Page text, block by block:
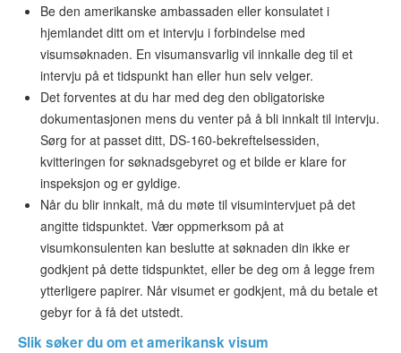
Be den amerikanske ambassaden eller konsulatet i
hjemlandet ditt om et intervju i forbindelse med
visumsøknaden. En visumansvarlig vil innkalle deg til et
intervju på et tidspunkt han eller hun selv velger.
Det forventes at du har med deg den obligatoriske
dokumentasjonen mens du venter på å bli innkalt til intervju.
Sørg for at passet ditt, DS-160-bekreftelsessiden,
kvitteringen for søknadsgebyret og et bilde er klare for
inspeksjon og er gyldige.
Når du blir innkalt, må du møte til visumintervjuet på det
angitte tidspunktet. Vær oppmerksom på at
visumkonsulenten kan beslutte at søknaden din ikke er
godkjent på dette tidspunktet, eller be deg om å legge frem
ytterligere papirer. Når visumet er godkjent, må du betale et
gebyr for å få det utstedt.
Slik søker du om et amerikansk visum